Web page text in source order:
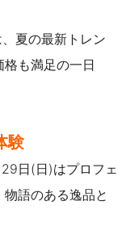
夏の最新トレン
格も満足の一日
験
日(日)はプロフェ
語のある逸品と